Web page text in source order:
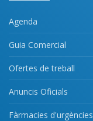
Agenda
Guia Comercial
Ofertes de treball
Anuncis Oficials
Fàrmacies d'urgències